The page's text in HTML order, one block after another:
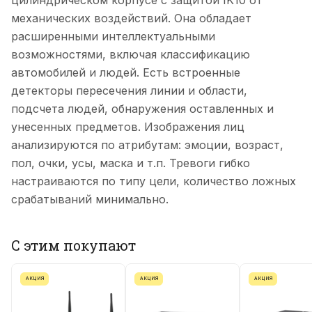
механических воздействий. Она обладает
расширенными интеллектуальными
возможностями, включая классификацию
автомобилей и людей. Есть встроенные
детекторы пересечения линии и области,
подсчета людей, обнаружения оставленных и
унесенных предметов. Изображения лиц
анализируются по атрибутам: эмоции, возраст,
пол, очки, усы, маска и т.п. Тревоги гибко
настраиваются по типу цели, количество ложных
срабатываний минимально.
С этим покупают
АКЦИЯ АКЦИЯ АКЦИЯ